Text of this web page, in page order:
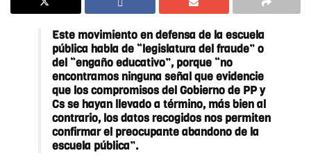
Este movimiento en defensa de la escuela
pública habla de “legislatura del fraude” o
del “engaño educativo”, porque “no
encontramos ninguna señal que evidencie
que los compromisos del Gobierno de PP y
Cs se hayan llevado a término, más bien al
contrario, los datos recogidos nos permiten
confirmar el preocupante abandono de la
escuela pública”.